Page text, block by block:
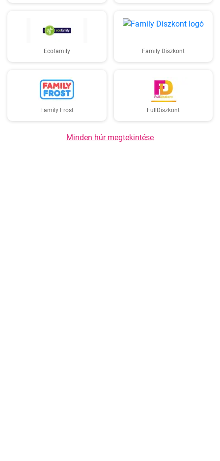
Ecofamily Family Diszkont
Family Frost FullDiszkont
Minden húr megtekintése